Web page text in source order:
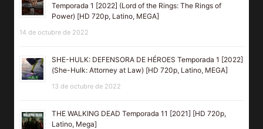
Temporada 1 [2022] (Lord of the Rings: The Rings of
Power) [HD 720p, Latino, MEGA]
14 de octubre de 2022
SHE-HULK: DEFENSORA DE HÉROES Temporada 1 [2022]
(She-Hulk: Attorney at Law) [HD 720p, Latino, MEGA]
13 de octubre de 2022
THE WALKING DEAD Temporada 11 [2021] [HD 720p,
Latino, Mega]